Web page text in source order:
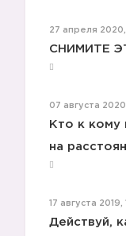
27 апреля 2020,
СНИМИТЕ
07 августа
Кто к кому
на
17 августа 2019,
Действуй,